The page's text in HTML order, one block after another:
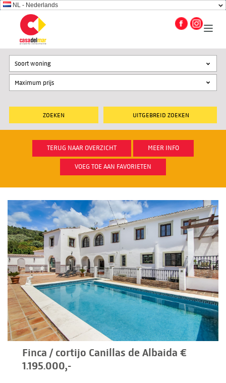
NL - Nederlands
UITGEBREID ZOEKEN
Soort woning
TERUG NAAR OVERZICHT MEER INFO
VOEG TOE AAN FAVORIETEN
Finca / cortijo Canillas de Albaida €
1.195.000,-